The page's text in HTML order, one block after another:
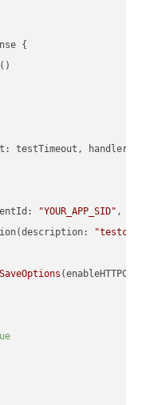
{
testTimeout, handler:
"YOUR_APP_SID" ,
SaveOptions